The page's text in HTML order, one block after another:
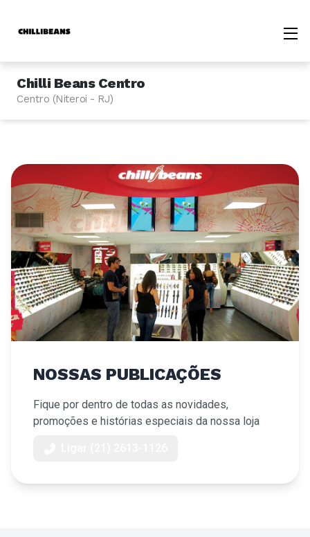
Chilli Beans Centro
Centro (Niteroi - RJ)
NOSSAS PUBLICAÇÕES
Fique por dentro de todas as novidades,
promoções e histórias especiais da nossa loja